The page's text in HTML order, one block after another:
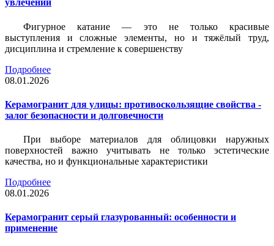
увлечений
Фигурное катание — это не только красивые
выступления и сложные элементы, но и тяжёлый труд,
дисциплина и стремление к совершенству
Подробнее
08.01.2026
Керамогранит для улицы: противоскользящие свойства -
залог безопасности и долговечности
При выборе материалов для облицовки наружных
поверхностей важно учитывать не только эстетические
качества, но и функциональные характеристики
Подробнее
08.01.2026
Керамогранит серый глазурованный: особенности и
применение